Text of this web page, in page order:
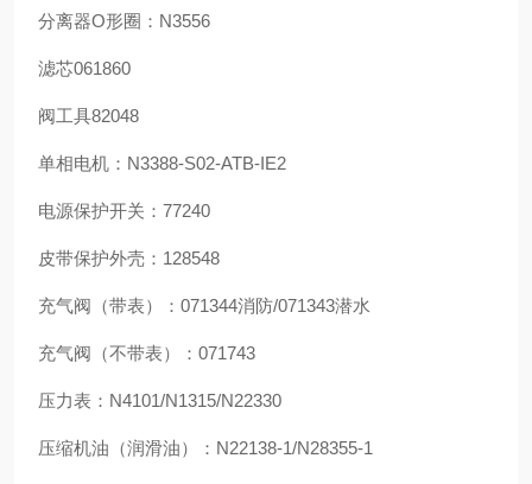
分离器O形圈：N3556
滤芯061860
阀工具82048
单相电机：N3388-S02-ATB-IE2
电源保护开关：77240
皮带保护外壳：128548
充气阀（带表）：071344消防/071343潜水
充气阀（不带表）：071743
压力表：N4101/N1315/N22330
压缩机油（润滑油）：N22138-1/N28355-1